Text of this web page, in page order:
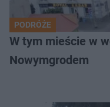
PODRÓŻE
W tym mieście w
Nowymgrodem